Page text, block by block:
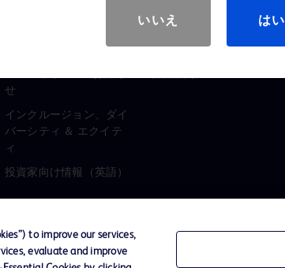
せ
インクルージョン、ダイ
バーシティ ＆ エクイテ
ィ
投資家向け情報（英語）
ご利用規約
いいえ はい
to improve our services,
evaluate and improve